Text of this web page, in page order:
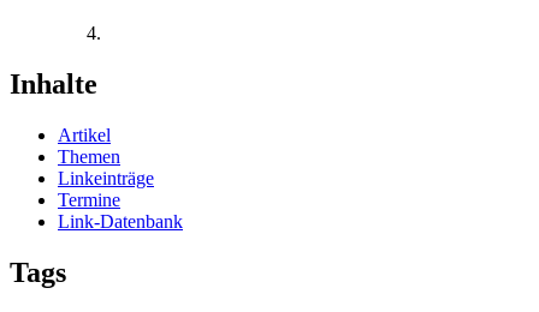
Inhalte
Artikel
Themen
Linkeinträge
Termine
Link-Datenbank
Tags